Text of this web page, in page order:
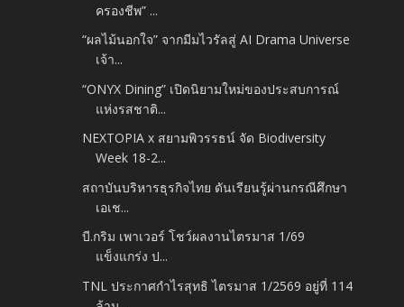
ครองชีพ” ...
“ผลไม้นอกใจ” จากมีมไวรัลสู่ AI Drama Universe
เจ้า...
“ONYX Dining” เปิดนิยามใหม่ของประสบการณ์
แห่งรสชาติ...
NEXTOPIA x สยามพิวรรธน์ จัด Biodiversity
Week 18-2...
สถาบันบริหารธุรกิจไทย ดันเรียนรู้ผ่านกรณีศึกษา
เอเช...
บี.กริม เพาเวอร์ โชว์ผลงานไตรมาส 1/69
แข็งแกร่ง ป...
TNL ประกาศกำไรสุทธิ ไตรมาส 1/2569 อยู่ที่ 114